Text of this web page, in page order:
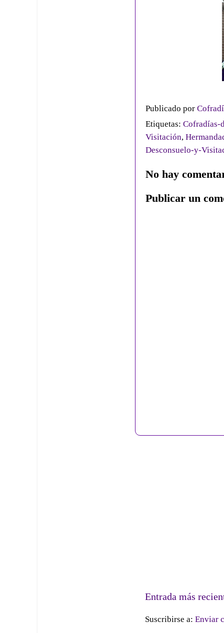
Publicado por
Etiquetas: Cofradías-
Visitación,
Desconsuelo-y-
No hay
Publicar un
Entrada más
Suscribirse a: Enviar